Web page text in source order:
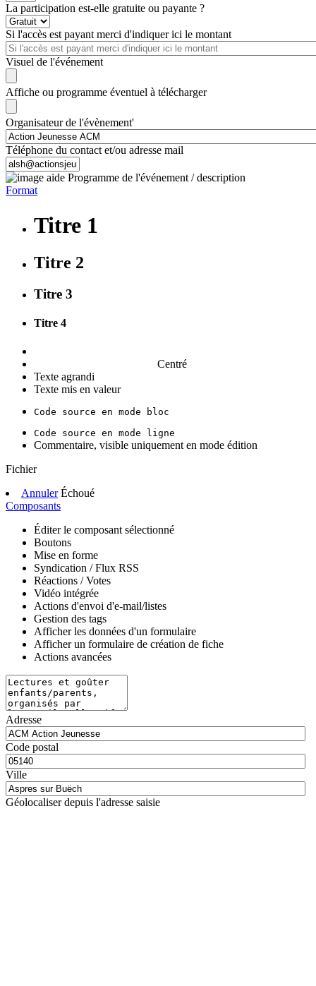
La participation est-elle gratuite ou payante ?
Si l'accès est payant merci d'indiquer ici le montant
Visuel de l'événement
Affiche ou programme éventuel à télécharger
Organisateur de l'évènement'
Téléphone du contact et/ou adresse mail
Programme de l'événement / description
Format
Titre 1
Titre 2
Titre 3
Titre 4
Centré
Texte agrandi
Texte mis en valeur
Code source en mode bloc
Code source en mode ligne
Commentaire, visible uniquement en mode édition
Fichier
Annuler Échoué
Composants
Éditer le composant sélectionné
Boutons
Mise en forme
Syndication / Flux RSS
Réactions / Votes
Vidéo intégrée
Actions d'envoi d'e-mail/listes
Gestion des tags
Afficher les données d'un formulaire
Afficher un formulaire de création de fiche
Actions avancées
Adresse
Code postal
Ville
Géolocaliser depuis l'adresse saisie